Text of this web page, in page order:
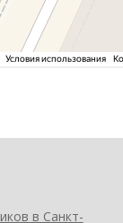
в Санкт-